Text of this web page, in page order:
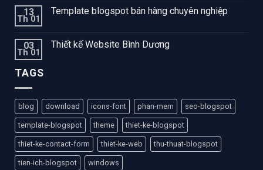
13
Th 01
Template blogspot bán hàng chuyên nghiệp
03
Th 01
Thiết kế Website Bình Dương
TAGS
blog download icons-font phan-mem seo-blogspot
template-blogspot theme thiet-ke-blogspot
thiet-ke-contact-form thiet-ke-web thu-thuat-blogspot
tien-ich-blogspot windows